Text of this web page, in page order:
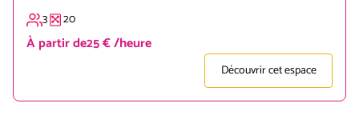
3 20
À partir de25 € /heure
Découvrir cet espace